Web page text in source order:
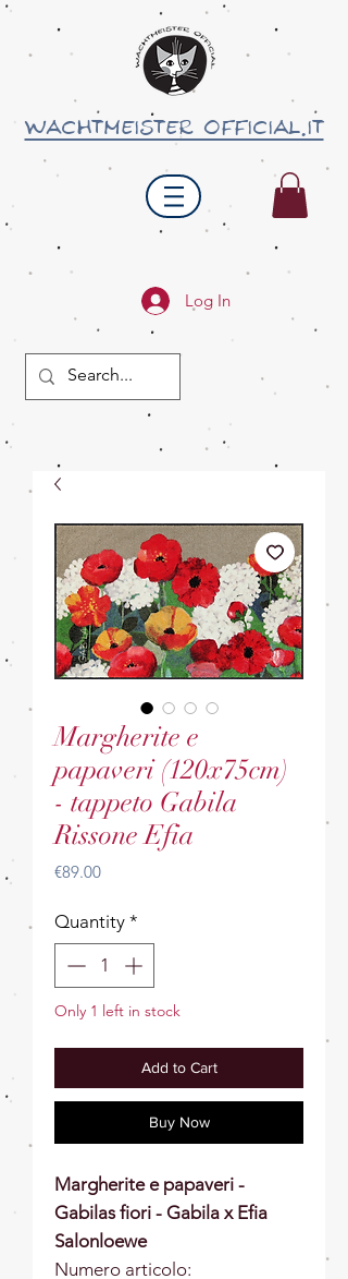
wachtmeister official.it
Log In
Margherite e
papaveri (120x75cm)
- tappeto Gabila
Rissone Efia
€89.00Price
Quantity *
Only 1 left in stock
Add to Cart
Buy Now
Margherite e papaveri -
Gabilas fiori - Gabila x Efia
Salonloewe
Numero articolo: